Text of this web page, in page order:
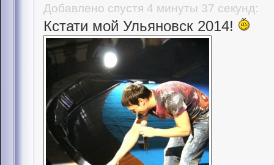
Добавлено спустя 4 минуты 37 секунд:
Кстати мой Ульяновск 2014!